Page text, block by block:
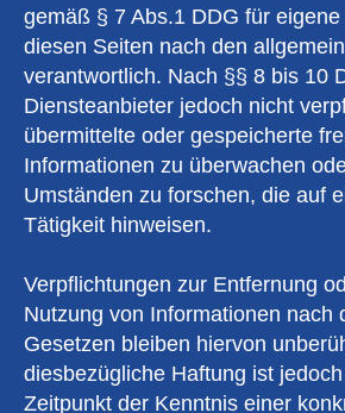
gemäß § 7 Abs.1 DDG für
diesen Seiten nach den
verantwortlich. Nach §§ 8 bis 10
Diensteanbieter jedoch nicht
übermittelte oder gespeicherte
Informationen zu überwachen
Umständen zu forschen, die auf
Tätigkeit hinweisen.
Verpflichtungen zur Entfernung
Nutzung von Informationen nach
Gesetzen bleiben hiervon
diesbezügliche Haftung ist
Zeitpunkt der Kenntnis einer